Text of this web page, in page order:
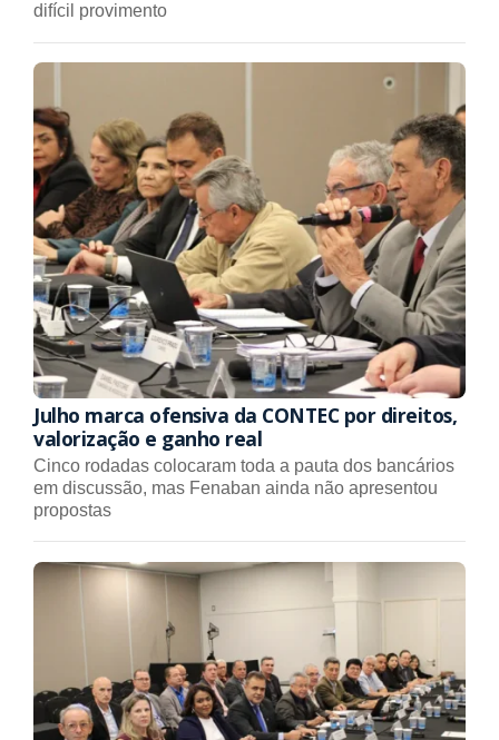
difícil provimento
Julho marca ofensiva da CONTEC por direitos,
valorização e ganho real
Cinco rodadas colocaram toda a pauta dos bancários
em discussão, mas Fenaban ainda não apresentou
propostas